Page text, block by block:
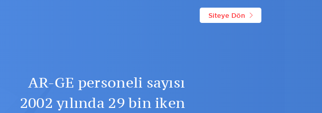
Siteye Dön
AR-GE personeli sayısı
2002 yılında 29 bin iken